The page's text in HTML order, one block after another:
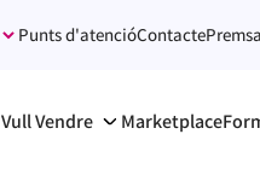
Punts d'atencióContactePremsa
Vull Vendre Marketplace